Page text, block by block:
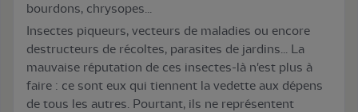
bourdons, chrysopes...
Insectes piqueurs, vecteurs de maladies ou encore
destructeurs de récoltes, parasites de jardins... La
mauvaise réputation de ces insectes-là n'est plus à
faire : ce sont eux qui tiennent la vedette aux dépens
de tous les autres. Pourtant, ils ne représentent